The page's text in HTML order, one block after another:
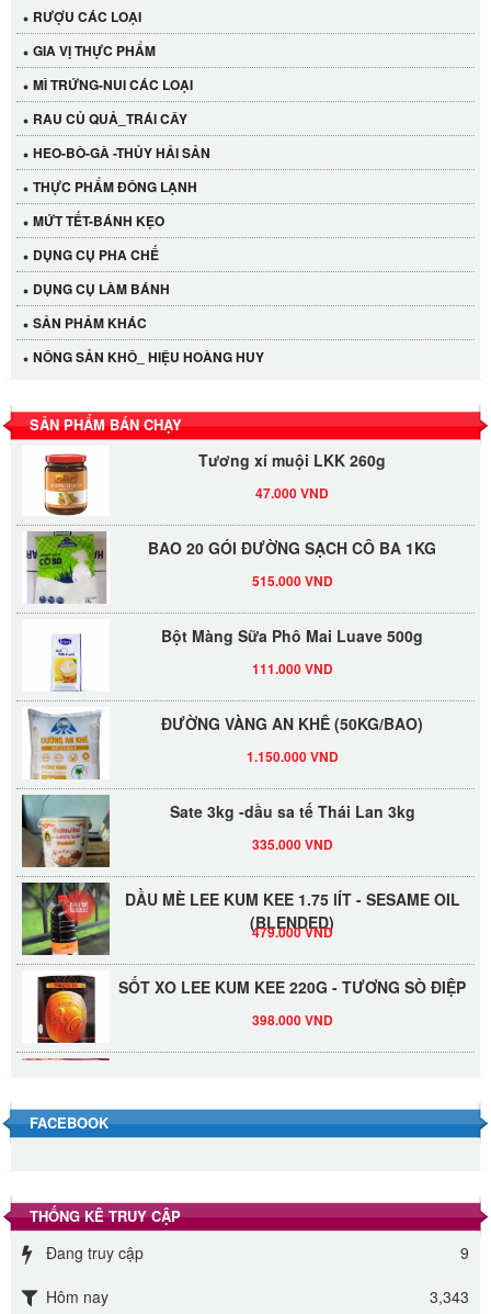
RƯỢU CÁC LOẠI
GIA VỊ THỰC PHẨM
MÌ TRỨNG-NUI CÁC LOẠI
RAU CỦ QUẢ_TRÁI CÂY
HEO-BÒ-GÀ -THỦY HẢI SẢN
THỰC PHẨM ĐÔNG LẠNH
MỨT TẾT-BÁNH KẸO
DỤNG CỤ PHA CHẾ
DỤNG CỤ LÀM BÁNH
SẢN PHẢM KHÁC
NÔNG SẢN KHÔ_ HIỆU HOÀNG HUY
SẢN PHẨM BÁN CHẠY
40.000 VND
LỐC 12 HỦ Tương xí muội LKK 260g
Tương xí muội LKK 260g
47.000 VND
BAO 20 GÓI ĐƯỜNG SẠCH CÔ BA 1KG
515.000 VND
Bột Màng Sữa Phô Mai Luave 500g
111.000 VND
ĐƯỜNG VÀNG AN KHÊ (50KG/BAO)
1.150.000 VND
Sate 3kg -dầu sa tế Thái Lan 3kg
335.000 VND
DẦU MÈ LEE KUM KEE 1.75 lÍT - SESAME OIL
(BLENDED)
479.000 VND
SỐT XO LEE KUM KEE 220G - TƯƠNG SÒ ĐIỆP
398.000 VND
FACEBOOK
THỐNG KÊ TRUY CẬP
Đang truy cập
9
Hôm nay
3,343